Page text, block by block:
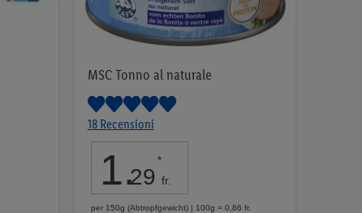
MSC Tonno al naturale
18 Recensioni
1.29
*
fr.
per 150g (Abtropfgewicht) | 100g = 0,86 fr.